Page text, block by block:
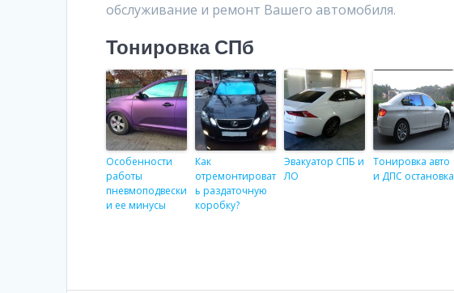
обслуживание и ремонт Вашего автомобиля.
Тонировка СПб
Особенности
работы
пневмоподвески
и ее минусы
Как
отремонтироват
ь раздаточную
коробку?
Эвакуатор СПБ и
ЛО
Тонировка авто
и ДПС остановка